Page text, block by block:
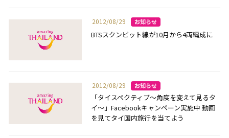
2012/08/29
BTSスクンビット線が10月から4両編成に
2012/08/29
「タイスペクティブ～角度を変えて見るタ
イ～」Facebookキャンペーン実施中 動画
を見てタイ国内旅行を当てよう